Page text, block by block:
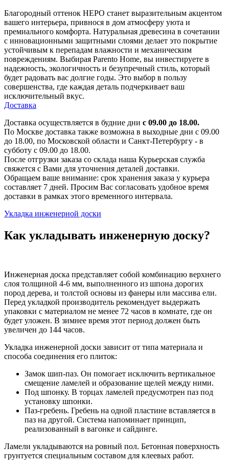
Благородный оттенок НЕРО станет выразительным акцентом
вашего интерьера, привнося в дом атмосферу уюта и
премиального комфорта. Натуральная древесина в сочетании
с инновационными защитными слоями делает это покрытие
устойчивым к перепадам влажности и механическим
повреждениям. Выбирая Parento Home, вы инвестируете в
надежность, экологичность и безупречный стиль, который
будет радовать вас долгие годы. Это выбор в пользу
совершенства, где каждая деталь подчеркивает ваш
исключительный вкус.
Доставка
Доставка осуществляется в будние дни с 09.00 до 18.00.
По Москве доставка также возможна в выходные дни с 09.00
до 18.00, по Московской области и Санкт-Петербургу - в
субботу с 09.00 до 18.00.
После отгрузки заказа со склада наша Курьерская служба
свяжется с Вами для уточнения деталей доставки.
Обращаем ваше внимание: срок хранения заказа у курьера
составляет 7 дней. Просим Вас согласовать удобное время
доставки в рамках этого временного интервала.
Укладка инженерной доски
Как укладывать инженерную доску?
Инженерная доска представляет собой комбинацию верхнего
слоя толщиной 4-6 мм, выполненного из шпона дорогих
пород дерева, и толстой основы из фанеры или массива ели.
Перед укладкой производитель рекомендует выдержать
упаковки с материалом не менее 72 часов в комнате, где он
будет уложен. В зимнее время этот период должен быть
увеличен до 144 часов.
Укладка инженерной доски зависит от типа материала и
способа соединения его плиток:
Замок шип-паз. Он помогает исключить вертикальное
смещение ламелей и образование щелей между ними.
Под шпонку. В торцах ламелей предусмотрен паз под
установку шпонки.
Паз-гребень. Гребень на одной пластине вставляется в
паз на другой. Система напоминает принцип,
реализованный в вагонке и сайдинге.
Ламели укладываются на ровный пол. Бетонная поверхность
грунтуется специальным составом для клеевых работ.